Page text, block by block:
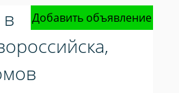
Добавить объявление